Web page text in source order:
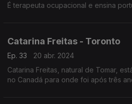
É terapeuta ocupacional e ensina
Catarina Freitas - Toronto
Ep. 33
20 abr. 2024
Catarina Freitas, natural de Tomar,
no Canadá para onde foi após três